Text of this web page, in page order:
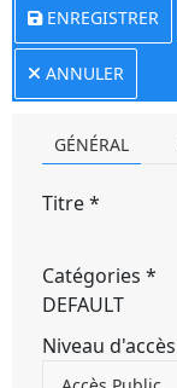
ENREGISTRER
ANNULER
GÉNÉRAL
Titre*
Catégories *
DEFAULT
Niveau d'accès